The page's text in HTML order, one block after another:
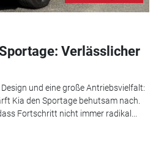
Verlässlicher
und eine große Antriebsvielfalt:
Kia den Sportage behutsam nach.
Fortschritt nicht immer radikal...